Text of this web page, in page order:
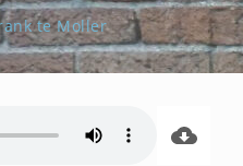
te Moller